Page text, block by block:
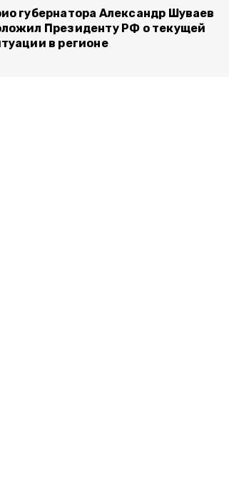
губернатора Александр Шуваев
Президенту РФ о текущей
в регионе